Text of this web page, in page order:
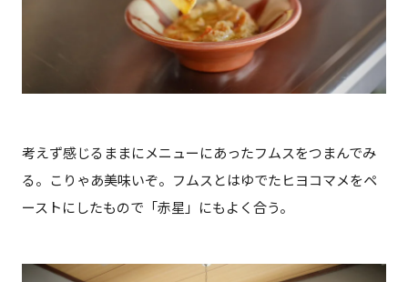
考えず感じるままにメニューにあったフムスをつまんでみ
る。こりゃあ美味いぞ。フムスとはゆでたヒヨコマメをペ
ーストにしたもので「赤星」にもよく合う。